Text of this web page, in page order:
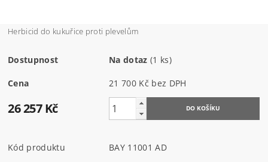
Herbicid do kukuřice proti plevelům
Dostupnost Na dotaz (1 ks)
Cena 21 700 Kč bez DPH
26 257 Kč
Kód produktu
BAY 11001 AD